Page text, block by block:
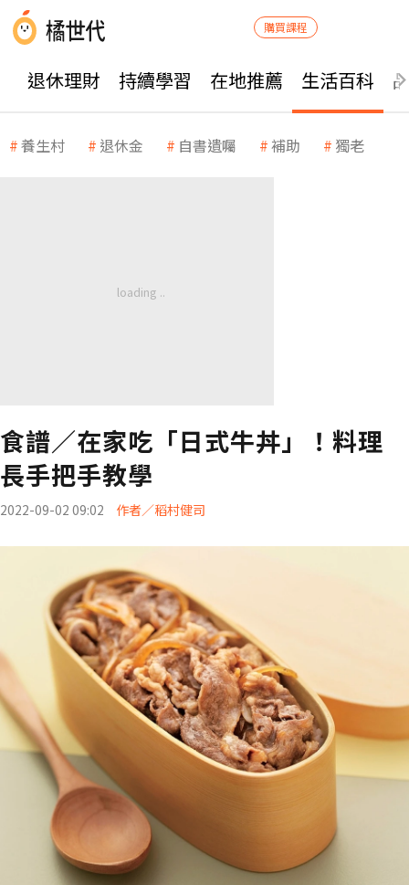
購買課程
退休理財 持續學習 在地推薦 生活百科
養生村 退休金 自書遺囑 補助 獨老
食譜／在家吃「日式牛丼」！料理
長手把手教學
2022-09-02 09:02 作者／稻村健司